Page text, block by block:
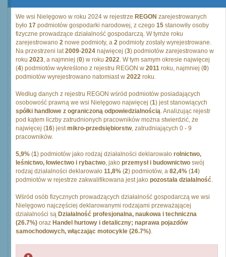
We wsi Nielęgowo w roku 2024 w rejestrze REGON zarejestrowanych
było 17 podmiotów gospodarki narodowej, z czego 15 stanowiły osoby
fizyczne prowadzące działalność gospodarczą. W tymże roku
zarejestrowano 2 nowe podmioty, a 2 podmioty zostały wyrejestrowane.
Na przestrzeni lat2009-2024 najwięcej (3) podmiotów zarejestrowano w
roku 2023, a najmniej (0) w roku 2022. W tym samym okresie najwięcej
(4) podmiotów wykreślono z rejestru REGON w 2011 roku, najmniej (0)
podmiotów wyrejestrowano natomiast w 2022 roku.
Według danych z rejestru REGON wśród podmiotów posiadających
osobowość prawną we wsi Nielęgowo najwięcej (1) jest stanowiących
spółki handlowe z ograniczoną odpowiedzialnością. Analizując rejestr
pod kątem liczby zatrudnionych pracowników można stwierdzić, że
najwięcej (16) jestmikro-przedsiębiorstw, zatrudniających 0 - 9
pracowników.
5,9% (1) podmiotów jako rodzaj działalności deklarowało rolnictwo,
leśnictwo, łowiectwo i rybactwo, jako przemysł i budownictwo swój
rodzaj działalności deklarowało 11,8% (2) podmiotów, a 82,4% (14)
podmiotów w rejestrze zakwalifikowana jest jako pozostała działalność.
Wśród osób fizycznych prowadzących działalność gospodarczą we wsi
Nielęgowo najczęściej deklarowanymi rodzajami przeważającej
działalności są Działalność profesjonalna, naukowa i techniczna
(26.7%) oraz Handel hurtowy i detaliczny; naprawa pojazdów
samochodowych, włączając motocykle (26.7%).